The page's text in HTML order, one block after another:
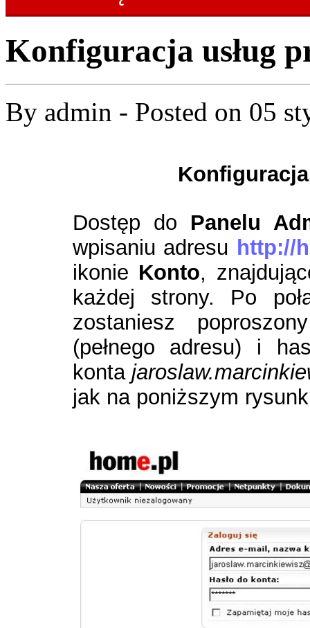
Konfiguracja usług
By admin - Posted on 05
Dostęp do Panelu
wpisaniu adresu http://
ikonie Konto,
każdej strony. Po
zostaniesz
(pełnego adresu) i
konta
jak na poniższym